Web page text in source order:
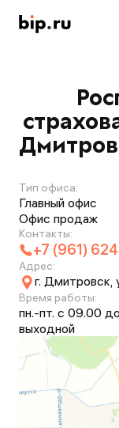
Тип офиса:
Главный офис
Офис продаж
Контакты:
+7 (961)
Адрес:
г. Дмитровск,
Время работы:
пн.-пт. с 09.00
выходной